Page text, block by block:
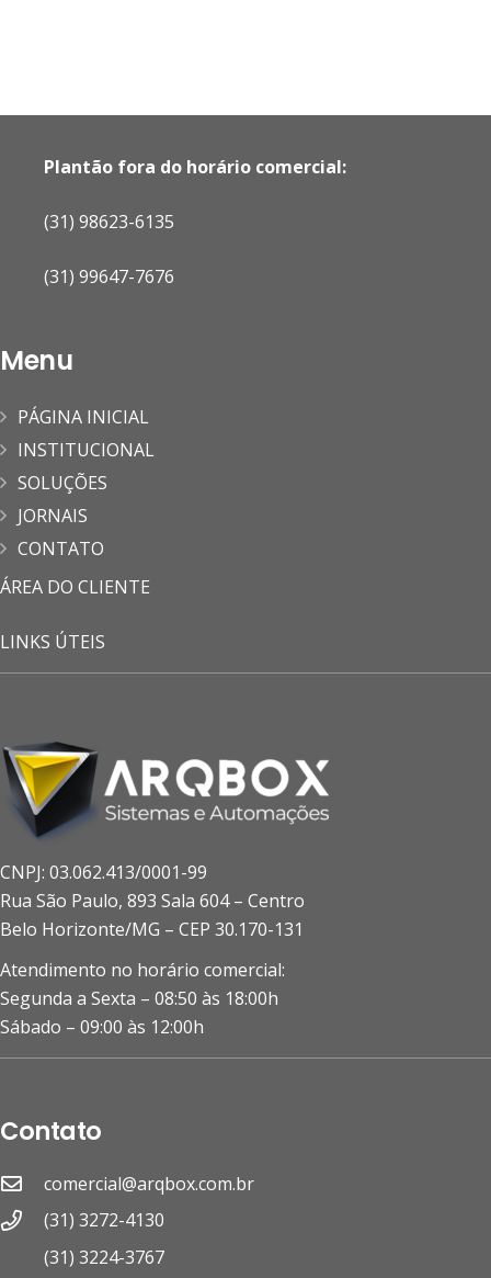
Plantão fora do horário comercial:
(31) 98623-6135
(31) 99647-7676
Menu
PÁGINA INICIAL
INSTITUCIONAL
SOLUÇÕES
JORNAIS
CONTATO
ÁREA DO CLIENTE
LINKS ÚTEIS
CNPJ: 03.062.413/0001-99
Rua São Paulo, 893 Sala 604 – Centro
Belo Horizonte/MG – CEP 30.170-131
Atendimento no horário comercial:
Segunda a Sexta – 08:50 às 18:00h
Sábado – 09:00 às 12:00h
Contato
comercial@arqbox.com.br
(31) 3272-4130
(31) 3224-3767